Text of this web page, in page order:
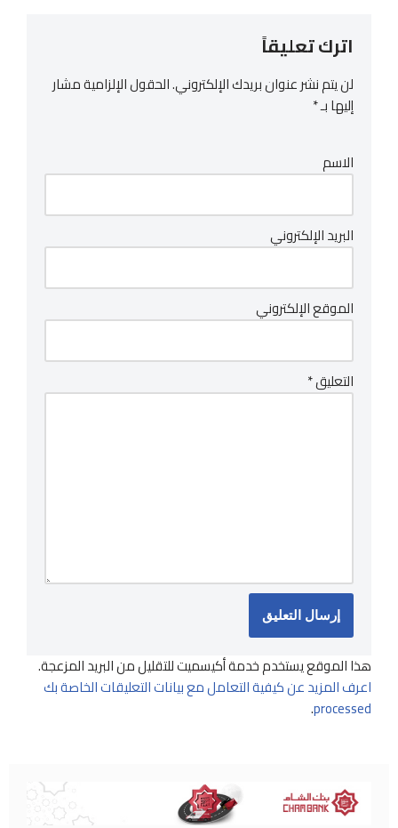
اترك تعليقاً
لن يتم نشر عنوان بريدك الإلكتروني.الحقول الإلزامية مشار
إليها بـ*
الاسم
البريد الإلكتروني
الموقع الإلكتروني
التعليق*
هذا الموقع يستخدم خدمة أكيسميت للتقليل من البريد المزعجة.
اعرف المزيد عن كيفية التعامل مع بيانات التعليقات الخاصة بك
processed
.